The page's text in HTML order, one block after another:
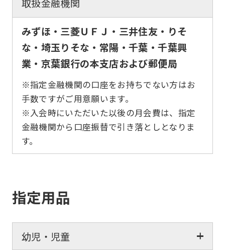
取扱金融機関
みずほ・三菱ＵＦＪ・三井住友・りそ
な・埼玉りそな・常陽・千葉・千葉興
業・京葉銀行の本支店および郵便局
※指定金融機関の口座をお持ちでない方はお
手数ですがご用意願います。
※入会時にいただいた以後の月会費は、指定
金融機関から口座振替で引き落としとなりま
す。
指定用品
幼児・児童